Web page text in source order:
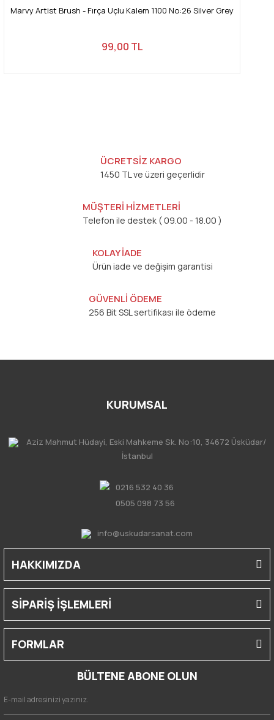
Marvy Artist Brush - Fırça Uçlu Kalem 1100 No:26 Silver Grey
99,00 TL
ÜCRETSİZ KARGO
1450 TL ve üzeri geçerlidir
MÜŞTERİ HİZMETLERİ
Telefon ile destek ( 09.00 - 18.00 )
KOLAY İADE
Ürün iade ve değişim garantisi
GÜVENLİ ÖDEME
256 Bit SSL sertifikası ile ödeme
KURUMSAL
Aziz Mahmut Hüdayi, Eski Mahkeme Sk. No:10, 34672 Üsküdar/
İstanbul
0216 532 40 36
0505 098 73 56
info@uskudarsanat.com
HAKKIMIZDA
SİPARİŞ İŞLEMLERİ
FORMLAR
BÜLTENE ABONE OLUN